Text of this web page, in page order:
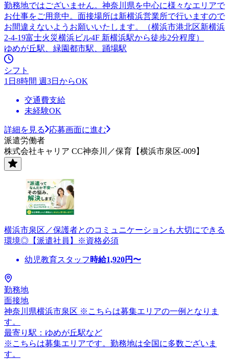
勤務地ではございません。神奈川県を中心に様々なエリアで
お仕事をご用意中。面接場所は新横浜営業所で行いますので
お間違えないようお願いいたします。（横浜市港北区新横浜
2-4-19富士火災横浜ビル4F 新横浜駅から徒歩2分程度）
ゆめが丘駅、緑園都市駅、踊場駅
シフト
1日8時間 週3日からOK
交通費支給
未経験OK
詳細を見る
応募画面に進む
派遣労働者
株式会社キャリア CC神奈川／保育【横浜市泉区-009】
横浜市泉区／保護者とのコミュニケーションも大切にできる
環境◎【派遣社員】※資格必須
幼児教育スタッフ 時給1,920円〜
勤務地
面接地
神奈川県横浜市泉区 ※こちらは募集エリアの一例となりま
す。
最寄り駅：ゆめが丘駅など
※こちらは募集エリアです。勤務地は全国に多数ございま
す。